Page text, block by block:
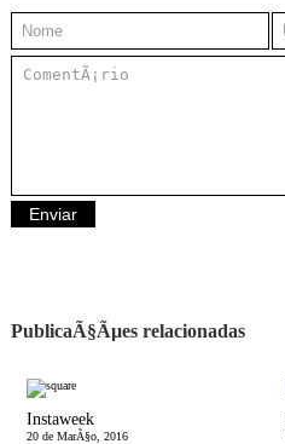
PublicaÃ§Ãµes relacionadas
Instaweek
20 de MarÃ§o, 2016